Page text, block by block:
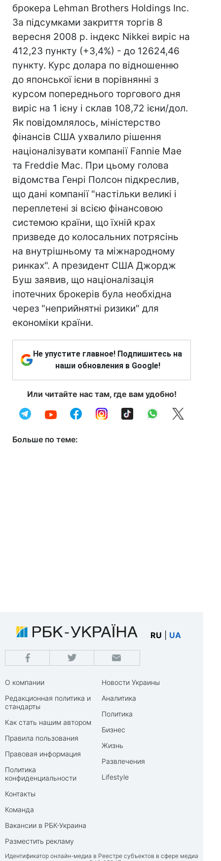
брокера Lehman Brothers Holdings Inc.
За підсумками закриття торгів 8
вересня 2008 р. індекс Nikkei виріс на
412,23 пункту (+3,4%) - до 12624,46
пункту. Курс долара по відношенню
до японської ієни в порівнянні з
курсом попереднього торгового дня
виріс на 1 ієну і склав 108,72 ієни/дол.
Як повідомлялось, міністерство
фінансів США ухвалило рішення
націоналізувати компанії Fannie Mae
та Freddie Mac. При цьому голова
відомства Генрі Полсон підкреслив,
що дані компанії "настільки великі і
переплетені зі всією фінансовою
системою країни, що їхній крах
призведе до колосальних потрясінь
на внутрішньому та міжнародному
ринках". А президент США Джордж
Буш заявив, що націоналізація
іпотечних брокерів була необхідна
через "неприйнятні ризики" для
економіки країни.
Не упустите главное! Подпишитесь на
наши обновления в Google!
Или читайте нас там, где вам удобно!
Больше по теме:
RU UA
О компании
Редакционная политика и
стандарты
Как стать нашим автором
Правила пользования
Правовая информация
Политика
конфиденциальности
Контакты
Команда
Вакансии в РБК-Украина
Разместить рекламу
Новости Украины
Аналитика
Политика
Бизнес
Жизнь
Развлечения
Lifestyle
Идентификатор онлайн-медиа в Реестре субъектов в сфере медиа